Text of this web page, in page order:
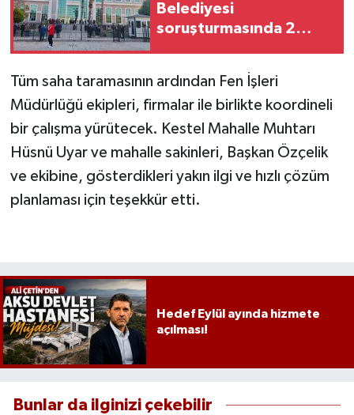
Belediyesi
soruşturmasında 2
Tüm saha taramasının ardından Fen İşleri
Müdürlüğü ekipleri, firmalar ile birlikte koordineli
bir çalışma yürütecek. Kestel Mahalle Muhtarı
Hüsnü Uyar ve mahalle sakinleri, Başkan Özçelik
ve ekibine, gösterdikleri yakın ilgi ve hızlı çözüm
planlaması için teşekkür etti.
Hedef Eylül ayında hizmete
açılması!
Bunlar da ilginizi çekebilir